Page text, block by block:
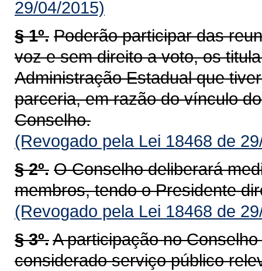
29/04/2015)
§ 1º. Poderão participar das
voz e sem direito a voto, os
Administração Estadual que
parceria, em razão do vínculo
Conselho.
(Revogado pela Lei 18468 de
§ 2º. O Conselho deliberará
membros, tendo o Presidente
(Revogado pela Lei 18468 de
§ 3º.A participação no
considerado serviço público